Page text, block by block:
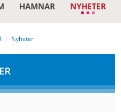
HAMNAR NYHETER
Nyheter